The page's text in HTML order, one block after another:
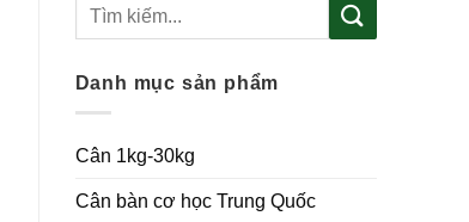
Tìm
Danh mục sản phẩm
Cân 1kg-30kg
Cân bàn cơ học Trung Quốc